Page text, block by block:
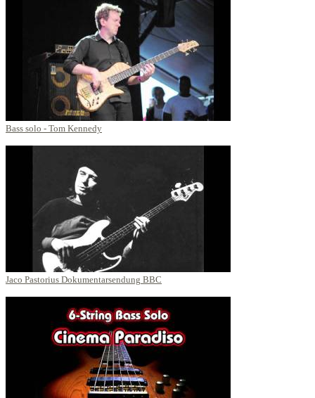
Bass solo - Tom Kennedy
Jaco Pastorius Dokumentarsendung BBC